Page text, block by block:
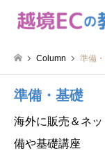
Column 準備
準備・基礎
海外に販売＆ネ
備や基礎講座